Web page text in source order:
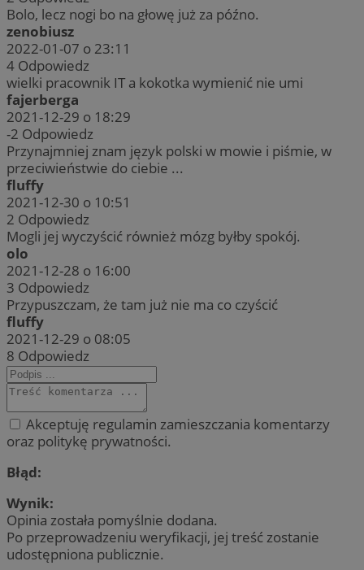
Bolo, lecz nogi bo na głowę już za późno.
zenobiusz
2022-01-07 o 23:11
4 Odpowiedz
wielki pracownik IT a kokotka wymienić nie umi
fajerberga
2021-12-29 o 18:29
-2 Odpowiedz
Przynajmniej znam język polski w mowie i piśmie, w
przeciwieństwie do ciebie ...
fluffy
2021-12-30 o 10:51
2 Odpowiedz
Mogli jej wyczyścić również mózg byłby spokój.
olo
2021-12-28 o 16:00
3 Odpowiedz
Przypuszczam, że tam już nie ma co czyścić
fluffy
2021-12-29 o 08:05
8 Odpowiedz
Akceptuję regulamin zamieszczania komentarzy
oraz politykę prywatności.
Błąd:
Wynik:
Opinia została pomyślnie dodana.
Po przeprowadzeniu weryfikacji, jej treść zostanie
udostępniona publicznie.